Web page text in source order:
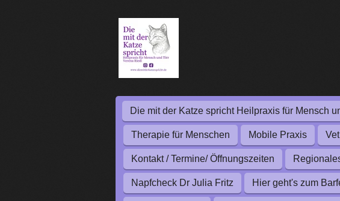
Die mit der Katze spricht Heilpraxis für Mensch
Therapie für Menschen Mobile Praxis
Kontakt / Termine/ Öffnungszeiten
Napfcheck Dr Julia Fritz Hier geht's zum